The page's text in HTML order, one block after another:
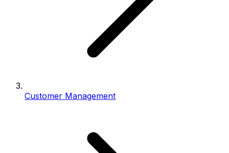
Customer Management